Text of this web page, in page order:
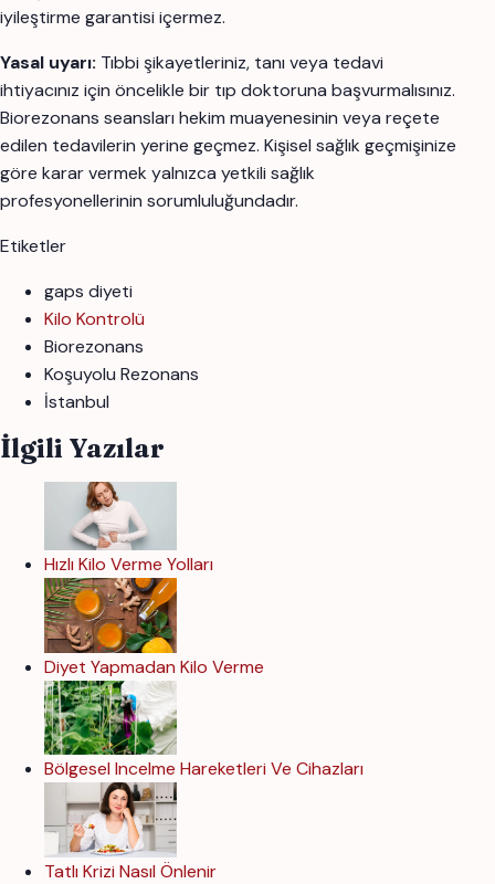
iyileştirme garantisi içermez.
Yasal uyarı: Tıbbi şikayetleriniz, tanı veya tedavi
ihtiyacınız için öncelikle bir tıp doktoruna başvurmalısınız.
Biorezonans seansları hekim muayenesinin veya reçete
edilen tedavilerin yerine geçmez. Kişisel sağlık geçmişinize
göre karar vermek yalnızca yetkili sağlık
profesyonellerinin sorumluluğundadır.
Etiketler
gaps diyeti
Kilo Kontrolü
Biorezonans
Koşuyolu Rezonans
İstanbul
İlgili Yazılar
Hızlı Kilo Verme Yolları
Diyet Yapmadan Kilo Verme
Bölgesel Incelme Hareketleri Ve Cihazları
Tatlı Krizi Nasıl Önlenir